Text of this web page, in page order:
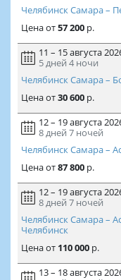
Челябинск Самара –
Ценаот57 200р.
11 – 15 августа
5 дней 4 ночи
Челябинск Самара –
Ценаот30 600р.
12 – 19 августа
8 дней 7 ночей
Челябинск Самара –
Ценаот87 800р.
12 – 19 августа
8 дней 7 ночей
Челябинск Самара –
Челябинск
Ценаот 110 000р.
13 – 18 августа